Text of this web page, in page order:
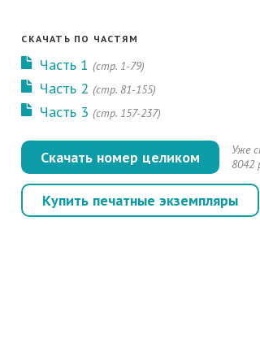
СКАЧАТЬ ПО ЧАСТЯМ
Часть 1 (стр. 1-79)
Часть 2 (стр. 81-155)
Часть 3 (стр. 157-237)
Скачать номер целиком
Уже
8042
Купить печатные экземпляры